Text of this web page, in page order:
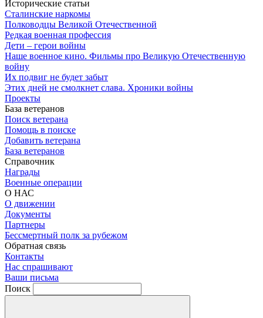
Исторические статьи
Сталинские наркомы
Полководцы Великой Отечественной
Редкая военная профессия
Дети – герои войны
Наше военное кино. Фильмы про Великую Отечественную
войну
Их подвиг не будет забыт
Этих дней не смолкнет слава. Хроники войны
Проекты
База ветеранов
Поиск ветерана
Помощь в поиске
Добавить ветерана
База ветеранов
Справочник
Награды
Военные операции
О НАС
О движении
Документы
Партнеры
Бессмертный полк за рубежом
Обратная связь
Контакты
Нас спрашивают
Ваши письма
Поиск